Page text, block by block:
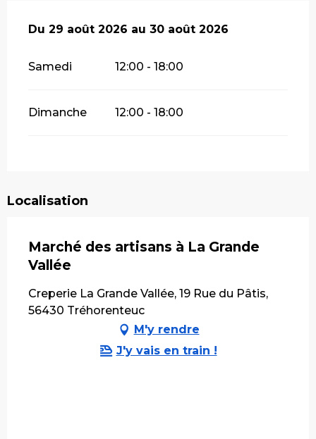
Du 29 août 2026 au 30 août 2026
Du 29 août 2026 au 30 août 2026
Samedi 12:00 - 18:00
Dimanche 12:00 - 18:00
Localisation
Marché des artisans à La Grande
Vallée
Creperie La Grande Vallée, 19 Rue du Pâtis,
56430 Tréhorenteuc
M'y rendre
J'y vais en train !